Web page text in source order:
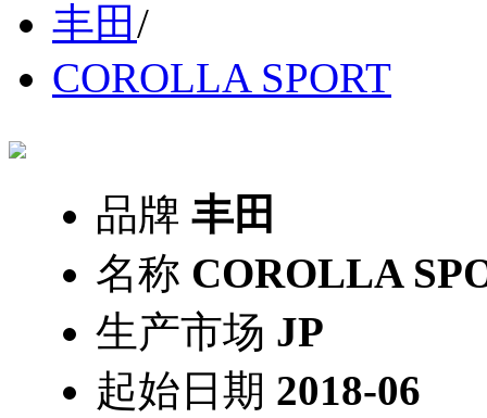
丰田 /
COROLLA SPORT
品牌 丰田
名称 COROLLA
生产市场 JP
起始日期 2018-06